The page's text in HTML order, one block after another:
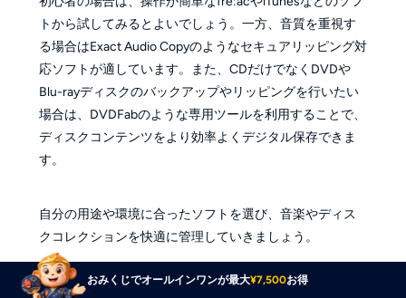
トから試してみるとよいでしょう。一方、音質を重視す
る場合はExact Audio Copyのようなセキュアリッピング対
応ソフトが適しています。また、CDだけでなくDVDや
Blu-rayディスクのバックアップやリッピングを行いたい
場合は、DVDFabのような専用ツールを利用することで、
ディスクコンテンツをより効率よくデジタル保存できま
す。
自分の用途や環境に合ったソフトを選び、音楽やディス
クコレクションを快適に管理していきましょう。
おみくじでオールインワンが最大¥7,500お得